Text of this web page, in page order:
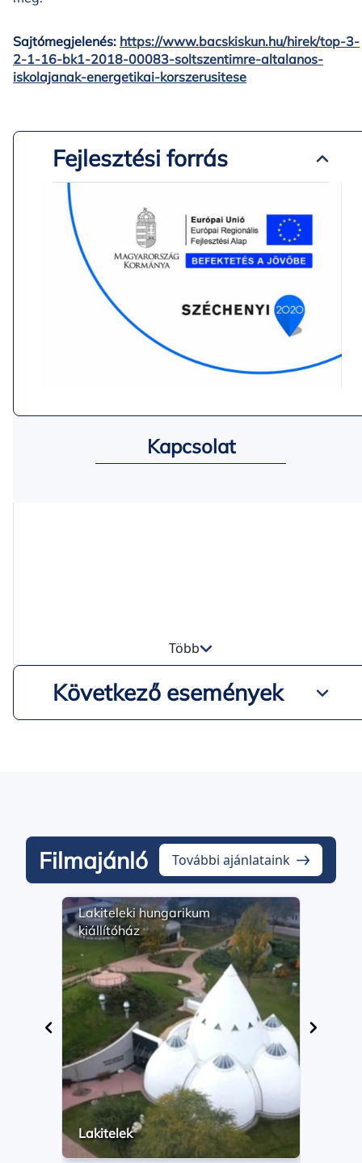
Sajtómegjelenés: https://www.bacskiskun.hu/hirek/top-3-
2-1-16-bk1-2018-00083-soltszentimre-altalanos-
iskolajanak-energetikai-korszerusitese
Fejlesztési forrás
Kapcsolat
Több
Következő események
Filmajánló További ajánlataink
Lakiteleki hungarikum
kiállítóház
Lakitelek